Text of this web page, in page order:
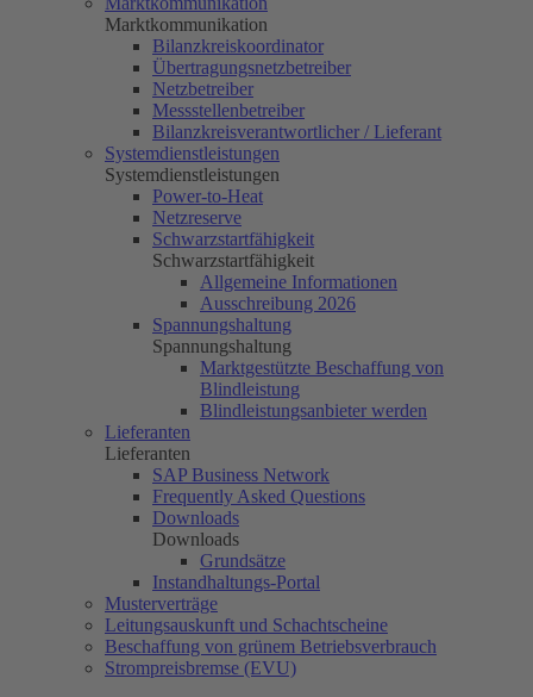
Marktkommunikation
Bilanzkreiskoordinator
Übertragungsnetzbetreiber
Netzbetreiber
Messstellenbetreiber
Bilanzkreisverantwortlicher / Lieferant
Systemdienstleistungen
Systemdienstleistungen
Power-to-Heat
Netzreserve
Schwarzstartfähigkeit
Schwarzstartfähigkeit
Allgemeine Informationen
Ausschreibung 2026
Spannungshaltung
Spannungshaltung
Marktgestützte Beschaffung von
Blindleistung
Blindleistungsanbieter werden
Lieferanten
Lieferanten
SAP Business Network
Frequently Asked Questions
Downloads
Downloads
Grundsätze
Instandhaltungs-Portal
Musterverträge
Leitungsauskunft und Schachtscheine
Beschaffung von grünem Betriebsverbrauch
Strompreisbremse (EVU)